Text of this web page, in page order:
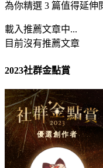
為你精選 3 篇值得延伸
載入推薦文章中...
目前沒有推薦文章
2023社群金點賞